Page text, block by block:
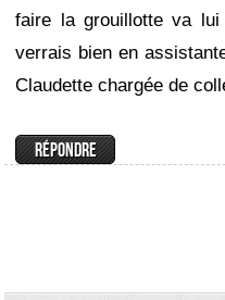
faire la grouillotte va
verrais bien en
Claudette chargée de